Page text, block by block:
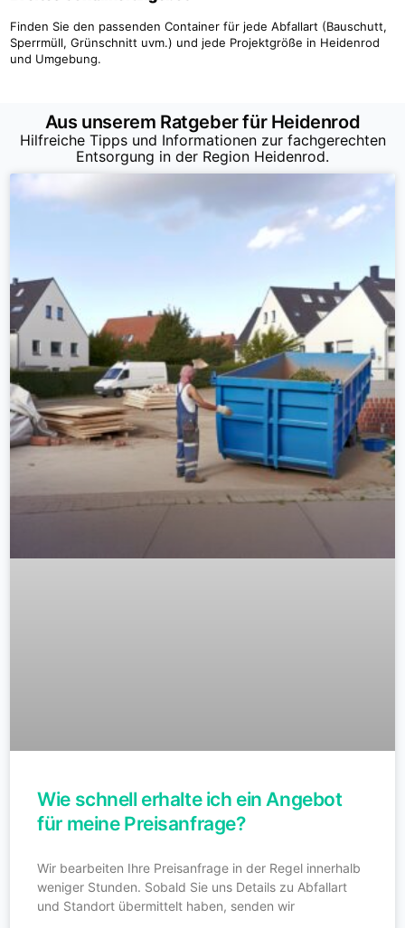
Finden Sie den passenden Container für jede Abfallart (Bauschutt,
Sperrmüll, Grünschnitt uvm.) und jede Projektgröße in Heidenrod
und Umgebung.
Aus unserem Ratgeber für Heidenrod
Hilfreiche Tipps und Informationen zur fachgerechten
Entsorgung in der Region Heidenrod.
Wie schnell erhalte ich ein Angebot
für meine Preisanfrage?
Wir bearbeiten Ihre Preisanfrage in der Regel innerhalb
weniger Stunden. Sobald Sie uns Details zu Abfallart
und Standort übermittelt haben, senden wir